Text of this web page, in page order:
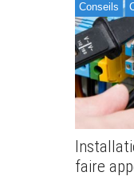
Conseils
faire